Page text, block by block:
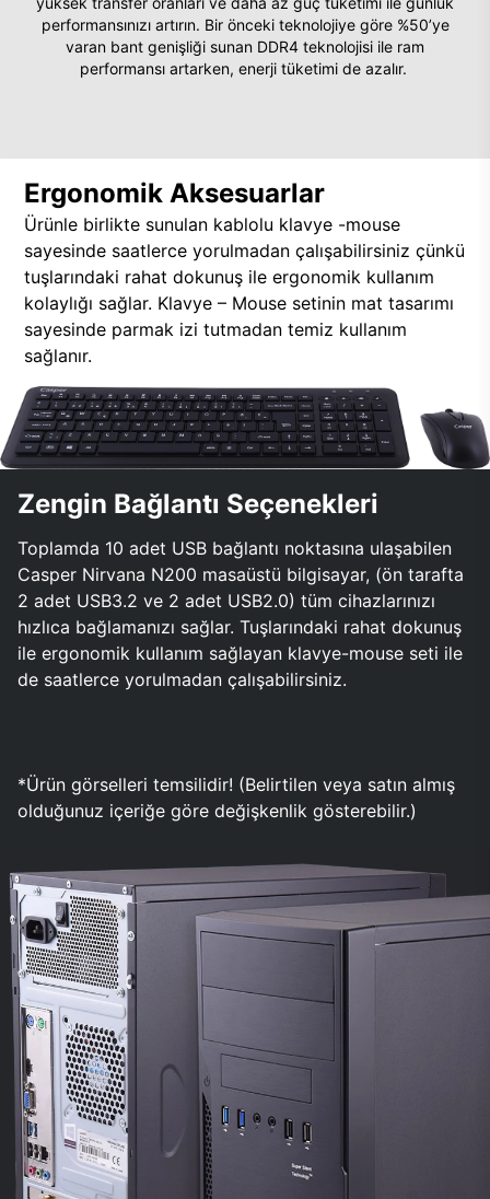
performansınızı artırın. Bir önceki teknolojiye göre %50’ye
varan bant genişliği sunan DDR4 teknolojisi ile ram
performansı artarken, enerji tüketimi de azalır.
Ergonomik Aksesuarlar
Ürünle birlikte sunulan kablolu klavye -mouse
sayesinde saatlerce yorulmadan çalışabilirsiniz çünkü
tuşlarındaki rahat dokunuş ile ergonomik kullanım
kolaylığı sağlar. Klavye – Mouse setinin mat tasarımı
sayesinde parmak izi tutmadan temiz kullanım
sağlanır.
Zengin Bağlantı Seçenekleri
Toplamda 10 adet USB bağlantı noktasına ulaşabilen
Casper Nirvana N200 masaüstü bilgisayar, (ön tarafta
2 adet USB3.2 ve 2 adet USB2.0) tüm cihazlarınızı
hızlıca bağlamanızı sağlar. Tuşlarındaki rahat dokunuş
ile ergonomik kullanım sağlayan klavye-mouse seti ile
de saatlerce yorulmadan çalışabilirsiniz.
*Ürün görselleri temsilidir! (Belirtilen veya satın almış
olduğunuz içeriğe göre değişkenlik gösterebilir.)